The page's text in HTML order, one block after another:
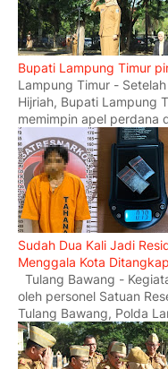
Bupati Lampung Timur
Lampung Timur -
Hijriah, Bupati Lampung
memimpin apel perdana
Sudah Dua Kali Jadi
Menggala Kota
Tulang Bawang -
oleh personel Satuan
Tulang Bawang, Polda